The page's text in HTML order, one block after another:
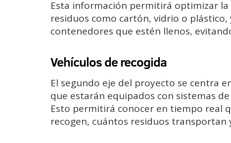
Esta información permitirá optimizar
residuos como cartón, vidrio o
contenedores que estén llenos,
Vehículos de recogida
El segundo eje del proyecto se centra
que estarán equipados con sistemas
Esto permitirá conocer en tiempo real
recogen, cuántos residuos transportan